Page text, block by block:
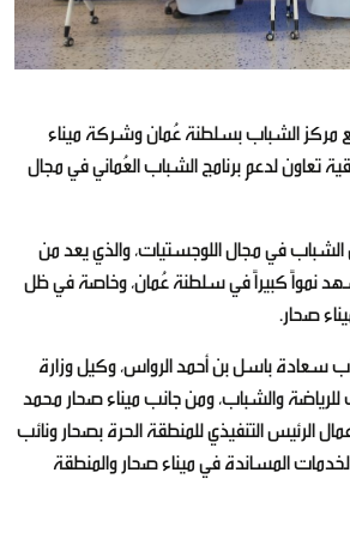
مركز الشباب بسلطنة عُمان وشركة ميناء
تعاون لدعم برنامج الشباب العُماني في مجال
الشباب في مجال اللوجستيات، والذي يعد من
نمواً كبيراً في سلطنة عُمان، وخاصة في ظل
صحار.
سعادة باسل بن أحمد الرواس، وكيل وزارة
للرياضة والشباب، ومن جانب ميناء صحار محمد
الرئيس التنفيذي للمنطقة الحرة بصحار ونائب
المساندة في ميناء صحار والمنطقة